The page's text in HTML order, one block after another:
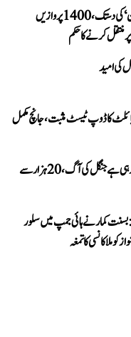
چین میں سمندری طوفان ’ڈولفن‘ کی دستک، 1400 پروازیں
منتقل کرنے کا حکم
کی امید
پائلٹ کا ڈوپ ٹیسٹ مثبت، جانچ مکمل
مغربی کناڈا میں تیزی سے پھیل رہی ہے جنگل کی آگ، 20 ہزار سے
بسنت کمار نے ہائی جمپ میں سلور
ملا کانسی کا تمغہ